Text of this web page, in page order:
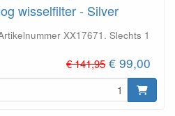
wisselfilter - Silver
XX17671. Slechts 1
€ 141,95 € 99,00